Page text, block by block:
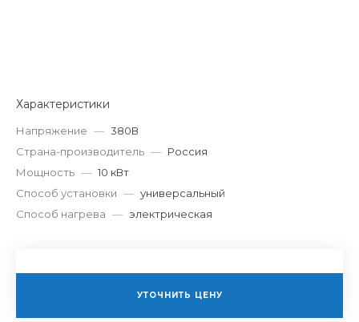
Характеристики
Напряжение — 380В
Страна-производитель — Россия
Мощность — 10 кВт
Способ установки — универсальный
Способ нагрева — электрическая
УТОЧНИТЬ ЦЕНУ